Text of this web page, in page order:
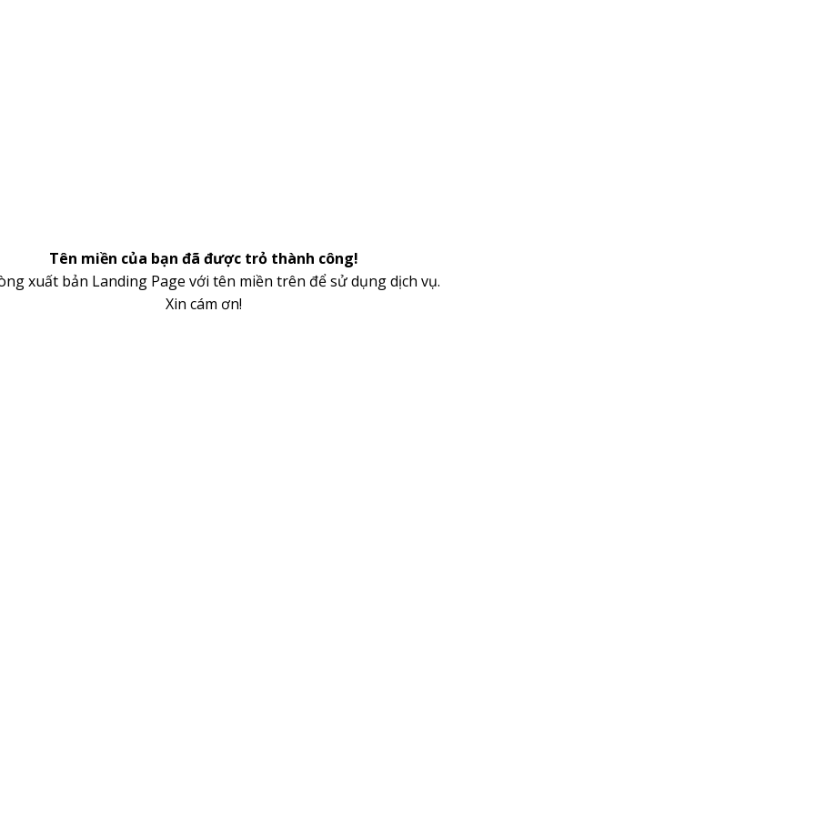
Tên miền của bạn đã được trỏ thành công!
xuất bản Landing Page với tên miền trên để sử dụng dịch vụ.
Xin cám ơn!